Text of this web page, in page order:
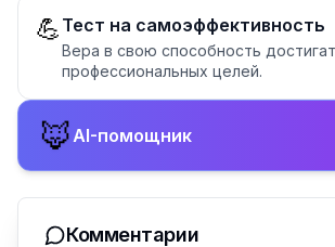
💪 Тест на самоэффективность
Вера в свою способность
профессиональных целей.
🦊AI-помощник
Комментарии